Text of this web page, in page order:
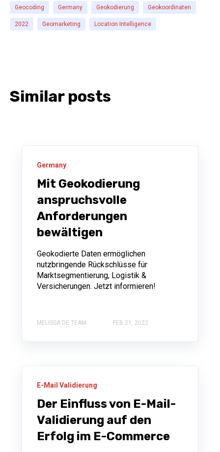
Geocoding Germany Geokodierung Geokoordinaten
2022 Geomarketing Location Intelligence
Similar posts
Germany
Mit Geokodierung
anspruchsvolle
Anforderungen
bewältigen
Geokodierte Daten ermöglichen
nutzbringende Rückschlüsse für
Marktsegmentierung, Logistik &
Versicherungen. Jetzt informieren!
MELISSA DE TEAM FEB 21, 2022
E-Mail Validierung
Der Einfluss von E-Mail-
Validierung auf den
Erfolg im E-Commerce